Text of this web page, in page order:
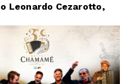
Leonardo Cezarotto,